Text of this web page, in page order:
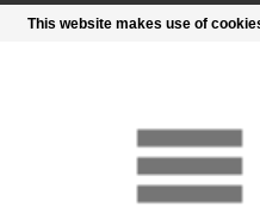
This website makes use of